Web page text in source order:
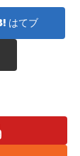
はてブ